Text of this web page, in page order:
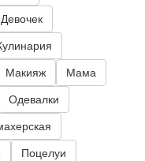
Макияж Мама
Одевалки
Поцелуи